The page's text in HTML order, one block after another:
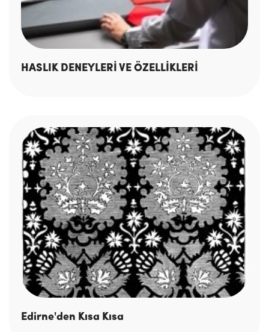
HASLIK DENEYLERİ VE ÖZELLİKLERİ
Edirne'den Kısa Kısa